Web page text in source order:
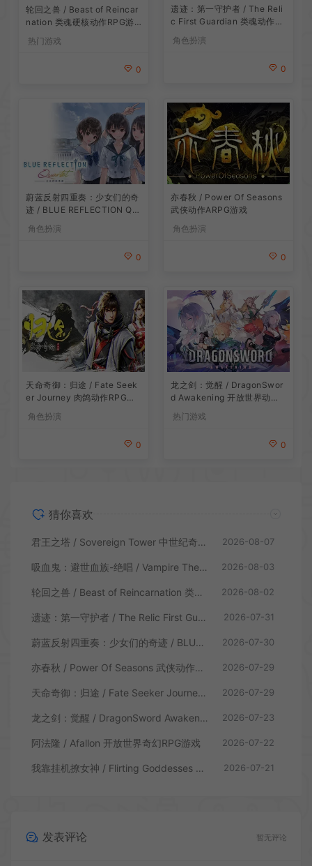
轮回之兽 / Beast of Reincar
nation 类魂硬核动作RPG游
热门游戏
0
遗迹：第一守护者 / The Reli
c First Guardian 类魂动作R
PG游戏
角色扮演
0
蔚蓝反射四重奏：少女们的奇
迹 / BLUE REFLECTION Qu
artet 卡通回合制RPG游戏
角色扮演
0
亦春秋 / Power Of Seasons
武侠动作ARPG游戏
角色扮演
0
天命奇御：归途 / Fate Seek
er Journey 肉鸽动作RPG游
角色扮演
0
龙之剑：觉醒 / DragonSwor
d Awakening 开放世界动作R
热门游戏
0
猜你喜欢
君王之塔 / Sovereign Tower 中世纪奇幻模拟RPG游戏 2026-08-07
吸血鬼：避世血族-绝唱 / Vampire The Masquerade Swansong 2026-08-03
轮回之兽 / Beast of Reincarnation 类魂硬核动作RPG游戏 2026-08-02
遗迹：第一守护者 / The Relic First Guardian 类魂动作RPG游戏 2026-07-31
蔚蓝反射四重奏：少女们的奇迹 / BLUE REFLECTION Quartet 卡通回合制RPG游戏 2026-07-30
亦春秋 / Power Of Seasons 武侠动作ARPG游戏 2026-07-29
天命奇御：归途 / Fate Seeker Journey 肉鸽动作RPG游戏 2026-07-29
龙之剑：觉醒 / DragonSword Awakening 开放世界动作RPG游戏 2026-07-23
阿法隆 / Afallon 开放世界奇幻RPG游戏 2026-07-22
我靠挂机撩女神 / Flirting Goddesses by AFK 休闲放置RPG游戏 2026-07-21
发表评论 暂无评论